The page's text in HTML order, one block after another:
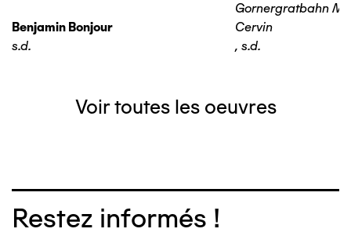
Benjamin Bonjour
s.d.
Gornergratbahn
Cervin
, s.d.
Voir toutes les oeuvres
Restez informés !